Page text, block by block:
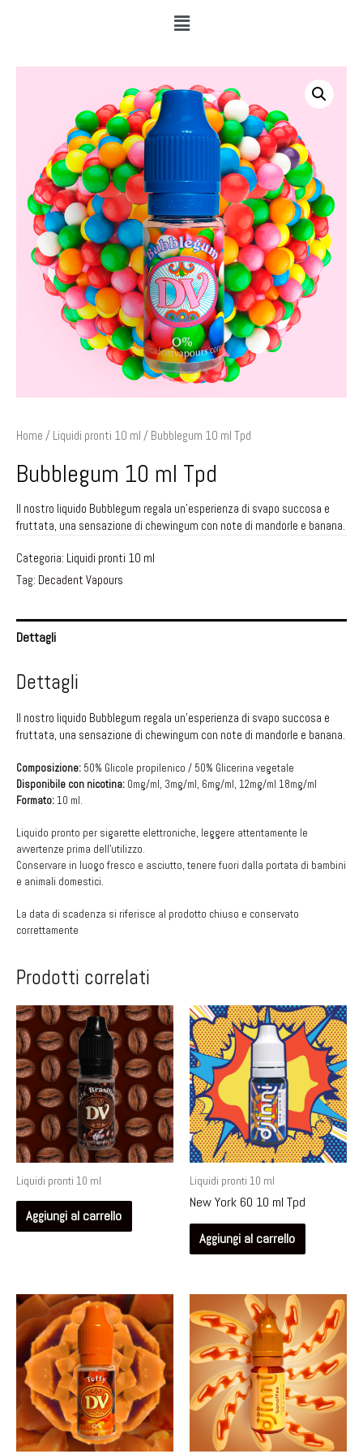
Home / Liquidi pronti 10 ml / Bubblegum 10 ml Tpd
Bubblegum 10 ml Tpd
Il nostro liquido Bubblegum regala un’esperienza di svapo succosa e
fruttata, una sensazione di chewingum con note di mandorle e banana.
Categoria: Liquidi pronti 10 ml
Tag: Decadent Vapours
Dettagli
Dettagli
Il nostro liquido Bubblegum regala un’esperienza di svapo succosa e
fruttata, una sensazione di chewingum con note di mandorle e banana.
Composizione: 50% Glicole propilenico / 50% Glicerina vegetale
Disponibile con nicotina: 0mg/ml, 3mg/ml, 6mg/ml, 12mg/ml 18mg/ml
Formato: 10 ml.
Liquido pronto per sigarette elettroniche, leggere attentamente le
avvertenze prima dell’utilizzo.
Conservare in luogo fresco e asciutto, tenere fuori dalla portata di bambini
e animali domestici.
La data di scadenza si riferisce al prodotto chiuso e conservato
correttamente
Prodotti correlati
Liquidi pronti 10 ml
Aggiungi al carrello
Liquidi pronti 10 ml
New York 60 10 ml Tpd
Aggiungi al carrello